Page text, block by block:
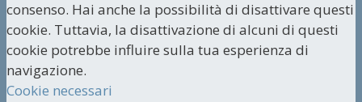
consenso. Hai anche la possibilità di disattivare questi
cookie. Tuttavia, la disattivazione di alcuni di questi
cookie potrebbe influire sulla tua esperienza di
navigazione.
Cookie necessari